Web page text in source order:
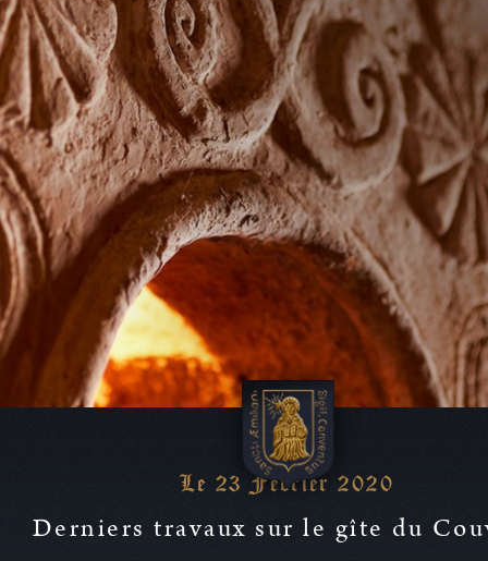
Le 23 Février 2020
Derniers travaux sur le gîte du
Le Couvent
De la Vigne au Vin
Notre Vin
Calicem
Actualités
Visites & Réceptions
Acquérir nos vins